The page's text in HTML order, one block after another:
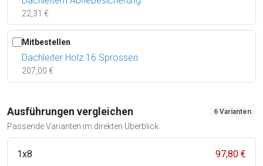
22,31 €
Mitbestellen
Dachleiter Holz 16 Sprossen
207,00 €
Ausführungen vergleichen
Passende Varianten im direkten Überblick.
6 Varianten
1x8 97,80 €